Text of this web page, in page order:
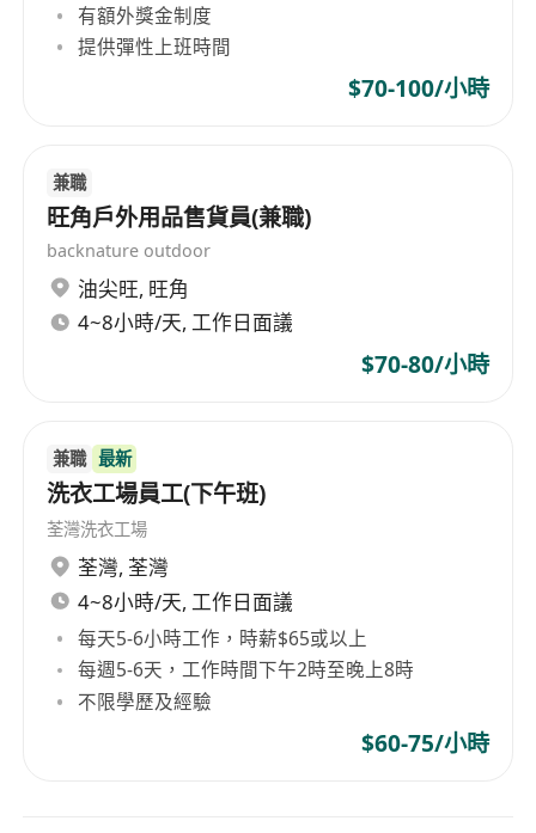
有額外獎金制度
提供彈性上班時間
$70-100/小時
兼職
旺角戶外用品售貨員(兼職)
backnature outdoor
油尖旺, 旺角
4~8小時/天, 工作日面議
$70-80/小時
兼職 最新
洗衣工場員工(下午班)
荃灣洗衣工場
荃灣, 荃灣
4~8小時/天, 工作日面議
每天5-6小時工作，時薪$65或以上
每週5-6天，工作時間下午2時至晚上8時
不限學歷及經驗
$60-75/小時